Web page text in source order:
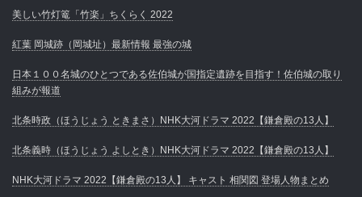
美しい竹灯篭「竹楽」ちくらく 2022
紅葉 岡城跡（岡城址）最新情報 最強の城
日本１００名城のひとつである佐伯城が国指定遺跡を目指す！佐伯城の取り
組みが報道
北条時政（ほうじょう ときまさ）NHK大河ドラマ 2022【鎌倉殿の13人】
北条義時（ほうじょう よしとき）NHK大河ドラマ 2022【鎌倉殿の13人】
NHK大河ドラマ 2022【鎌倉殿の13人】 キャスト 相関図 登場人物まとめ